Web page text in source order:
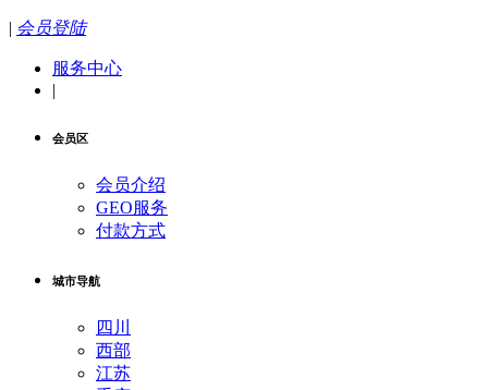
| 会员登陆
服务中心
|
会员区
会员介绍
GEO服务
付款方式
城市导航
四川
西部
江苏